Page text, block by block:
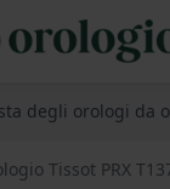
degli orologi da
Tissot PRX